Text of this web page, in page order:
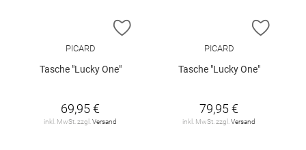
ZUR WUNSCHLISTE HINZUFÜGEN
PICARD
Tasche "Lucky One"
69,95 €
inkl. MwSt. zzgl.Versand
ZUR
PICARD
Tasche "Lucky One"
79,95 €
inkl. MwSt. zzgl.Versand